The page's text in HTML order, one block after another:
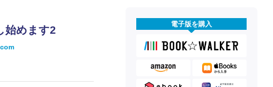
始めます2 電子版を購入